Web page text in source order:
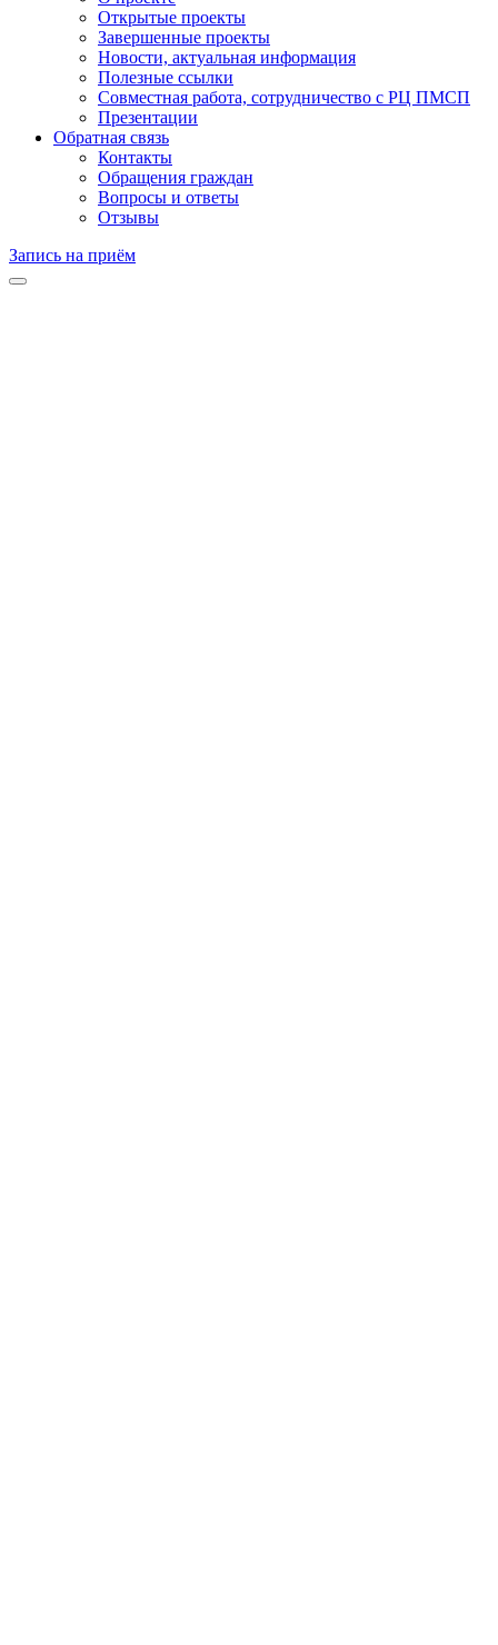
Открытые проекты
Завершенные проекты
Новости, актуальная информация
Полезные ссылки
Совместная работа, сотрудничество с РЦ ПМСП
Презентации
Обратная связь
Контакты
Обращения граждан
Вопросы и ответы
Отзывы
Запись на приём